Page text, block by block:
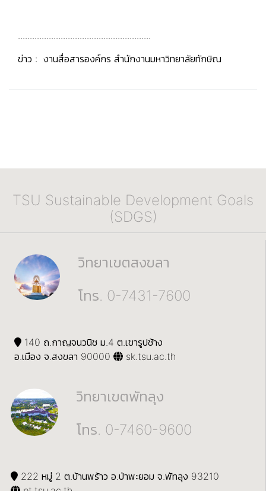
ข่าว : งานสื่อสารองค์กร สำนักงานมหาวิทยาลัยทักษิณ
TSU Sustainable Development Goals
(SDGS)
วิทยาเขตสงขลา
โทร. 0-7431-7600
140 ถ.กาญจนวนิช ม.4 ต.เขารูปช้าง
อ.เมือง จ.สงขลา 90000
sk.tsu.ac.th
วิทยาเขตพัทลุง
โทร. 0-7460-9600
222 หมู่ 2 ต.บ้านพร้าว อ.ป่าพะยอม จ.พัทลุง 93210